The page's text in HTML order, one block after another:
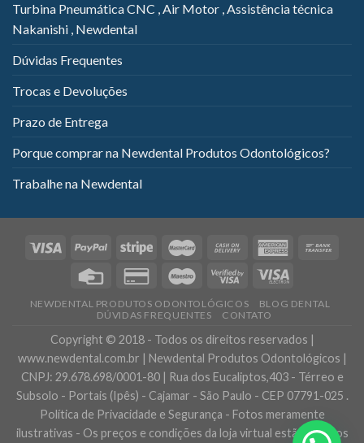
Turbina Pneumática CNC , Air Motor , Assistência técnica
Nakanishi , Newdental
Dúvidas Frequentes
Trocas e Devoluções
Prazo de Entrega
Porque comprar na Newdental Produtos Odontológicos?
Trabalhe na Newdental
NEWDENTAL PRODUTOS ODONTOLÓGICOS
BLOG DENTAL
DÚVIDAS FREQUENTES
CONTATO
Copyright © 2018 - Todos os direitos reservados |
www.newdental.com.br | Newdental Produtos Odontológicos |
CNPJ: 29.678.698/0001-80 | Rua dos Eucaliptos,403 - Térreo e
Subsolo - Portais (Ipês) - Cajamar - São Paulo - CEP 07791-025 .
Política de Privacidade e Segurança - Fotos meramente
ilustrativas - Os preços e condições da loja virtual estão sujeitos